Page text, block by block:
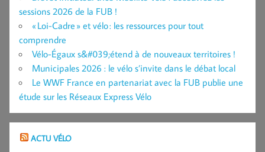
sessions 2026 de la FUB !
« Loi-Cadre » et vélo : les ressources pour tout
comprendre
Vélo-Égaux s&#039;étend à de nouveaux territoires !
Municipales 2026 : le vélo s’invite dans le débat local
Le WWF France en partenariat avec la FUB publie une
étude sur les Réseaux Express Vélo
ACTU VÉLO